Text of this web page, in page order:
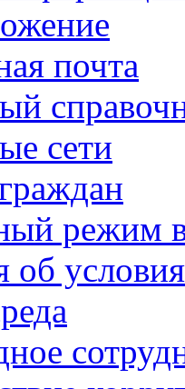
почта
сети
режим